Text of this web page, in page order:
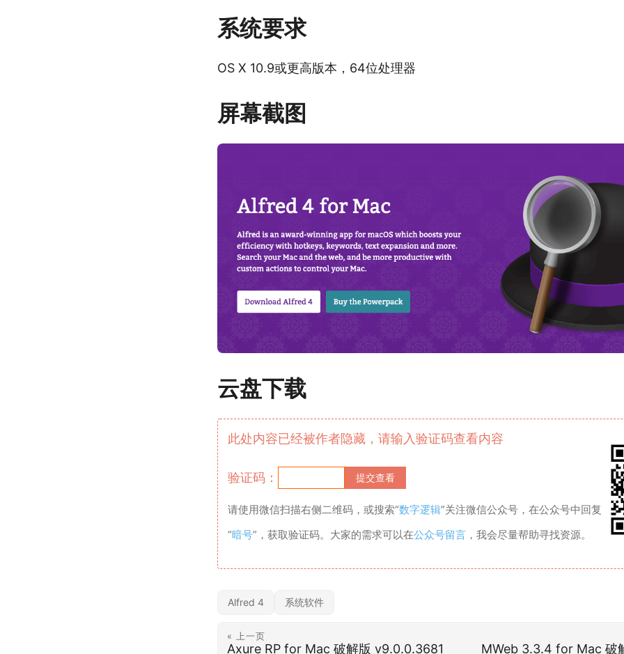
系统要求
OS X 10.9或更高版本，64位处理器
屏幕截图
云盘下载
此处内容已经被作者隐藏，请输入验证码查看内容
验证码：
请使用微信扫描右侧二维码，或搜索“数字逻辑”关注微信公众号，在公众号中回复
“暗号”，获取验证码。大家的需求可以在公众号留言 ，我会尽量帮助寻找资源。
Alfred 4 系统软件
« 上一页
Axure RP for Mac 破解版 v9.0.0.3681 MWeb 3.3.4 for Mac 破